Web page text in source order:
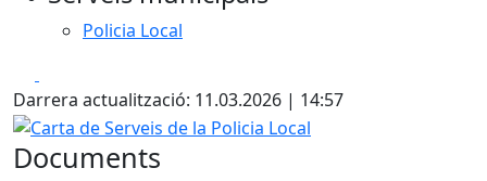
Policia Local
Darrera actualització: 11.03.2026 | 14:57
Carta de Serveis de la Policia Local
Documents